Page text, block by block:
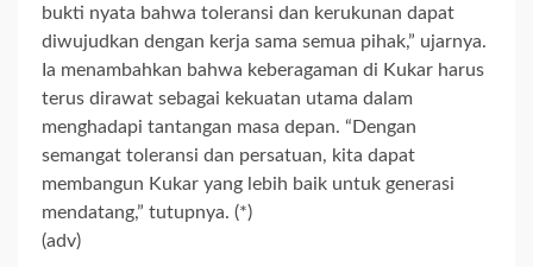
bukti nyata bahwa toleransi dan kerukunan dapat
diwujudkan dengan kerja sama semua pihak,” ujarnya.
Ia menambahkan bahwa keberagaman di Kukar harus
terus dirawat sebagai kekuatan utama dalam
menghadapi tantangan masa depan. “Dengan
semangat toleransi dan persatuan, kita dapat
membangun Kukar yang lebih baik untuk generasi
mendatang,” tutupnya. (*)
(adv)